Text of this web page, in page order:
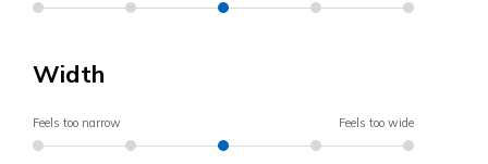
Width
Feels too narrow Feels too wide